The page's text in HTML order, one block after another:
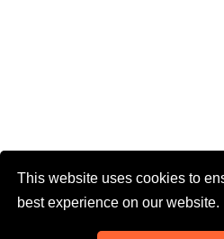
This website uses cookies to
best experience on our website.